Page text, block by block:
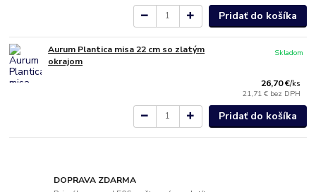
Pridať do košíka
Aurum Plantica misa 22 cm so zlatým
okrajom
26,70 €/ks
21,71 € bez DPH
Skladom
Pridať do košíka
DOPRAVA ZDARMA